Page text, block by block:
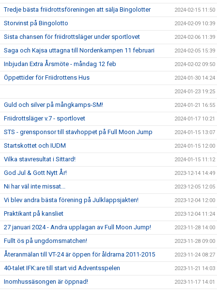
Tredje bästa friidrottsföreningen att sälja Bingolotter 2024-02-15 11:50
Storvinst på Bingolotto 2024-02-09 10:39
Sista chansen för friidrottsläger under sportlovet 2024-02-06 11:39
Saga och Kajsa uttagna till Nordenkampen 11 februari 2024-02-05 15:39
Inbjudan Extra Årsmöte - måndag 12 feb 2024-02-02 09:50
Öppettider för Friidrottens Hus 2024-01-30 14:24
2024-01-23 19:25
Guld och silver på mångkamps-SM! 2024-01-21 16:55
Friidrottsläger v.7 - sportlovet 2024-01-17 10:21
STS - grensponsor till stavhoppet på Full Moon Jump 2024-01-15 13:07
Startskottet och IUDM 2024-01-15 12:00
Vilka stavresultat i Sittard! 2024-01-15 11:12
God Jul & Gott Nytt År! 2023-12-14 14:49
Ni har väl inte missat... 2023-12-05 12:05
Vi blev andra bästa förening på Julklappsjakten! 2023-12-04 12:00
Praktikant på kansliet 2023-12-04 11:24
27 januari 2024 - Andra upplagan av Full Moon Jump! 2023-11-28 14:00
Fullt ös på ungdomsmatchen! 2023-11-28 09:00
Återanmälan till VT-24 är öppen för åldrarna 2011-2015 2023-11-24 08:27
40-talet IFK:are till start vid Adventsspelen 2023-11-21 14:03
Inomhussäsongen är öppnad! 2023-11-17 14:01